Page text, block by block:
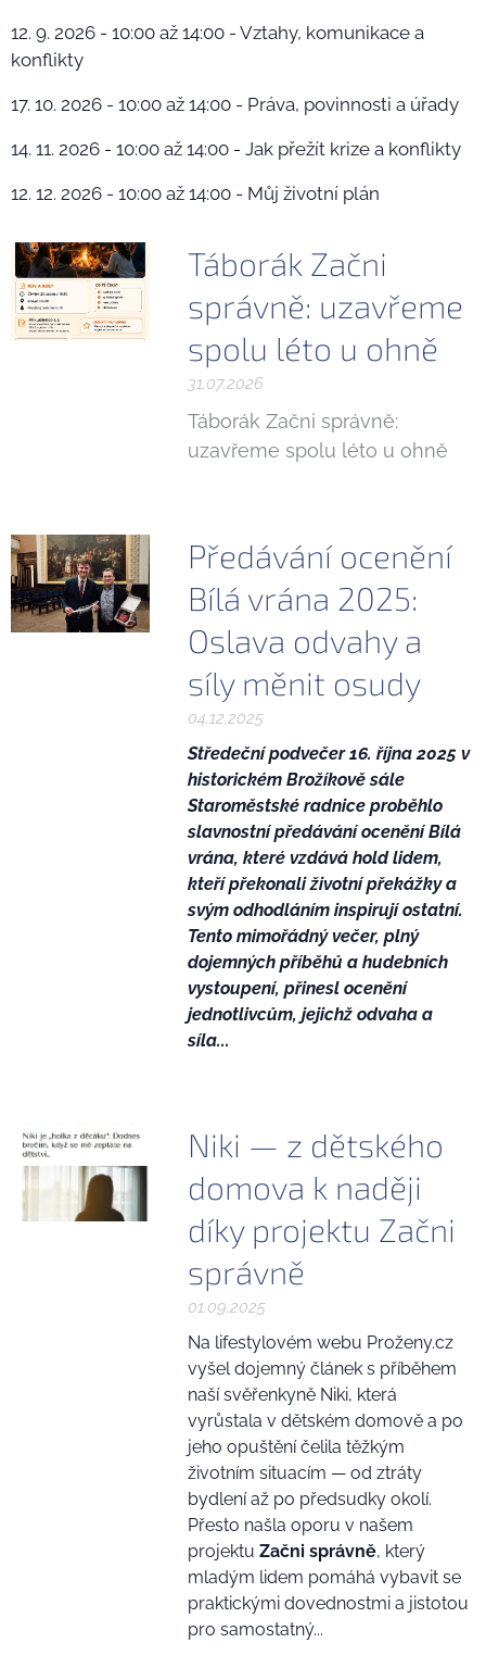
12. 9. 2026 - 10:00 až 14:00 - Vztahy, komunikace a
konflikty
17. 10. 2026 - 10:00 až 14:00 - Práva, povinnosti a úřady
14. 11. 2026 - 10:00 až 14:00 - Jak přežít krize a konflikty
12. 12. 2026 - 10:00 až 14:00 - Můj životní plán
Táborák Začni
správně: uzavřeme
spolu léto u ohně
31.07.2026
Táborák Začni správně:
uzavřeme spolu léto u ohně
Předávání ocenění
Bílá vrána 2025:
Oslava odvahy a
síly měnit osudy
04.12.2025
Středeční podvečer 16. října 2025 v
historickém Brožíkově sále
Staroměstské radnice proběhlo
slavnostní předávání ocenění Bílá
vrána, které vzdává hold lidem,
kteří překonali životní překážky a
svým odhodláním inspirují ostatní.
Tento mimořádný večer, plný
dojemných příběhů a hudebních
vystoupení, přinesl ocenění
jednotlivcům, jejichž odvaha a
síla...
Niki — z dětského
domova k naději
díky projektu Začni
správně
01.09.2025
Na lifestylovém webu Proženy.cz
vyšel dojemný článek s příběhem
naší svěřenkyně Niki, která
vyrůstala v dětském domově a po
jeho opuštění čelila těžkým
životním situacím — od ztráty
bydlení až po předsudky okolí.
Přesto našla oporu v našem
projektu Začni správně, který
mladým lidem pomáhá vybavit se
praktickými dovednostmi a jistotou
pro samostatný...